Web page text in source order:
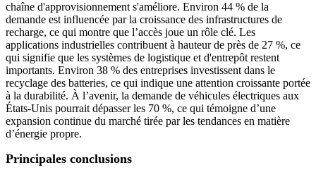
chaîne d'approvisionnement s'améliore. Environ 44 % de la
demande est influencée par la croissance des infrastructures de
recharge, ce qui montre que l’accès joue un rôle clé. Les
applications industrielles contribuent à hauteur de près de 27 %, ce
qui signifie que les systèmes de logistique et d'entrepôt restent
importants. Environ 38 % des entreprises investissent dans le
recyclage des batteries, ce qui indique une attention croissante portée
à la durabilité. À l’avenir, la demande de véhicules électriques aux
États-Unis pourrait dépasser les 70 %, ce qui témoigne d’une
expansion continue du marché tirée par les tendances en matière
d’énergie propre.
Principales conclusions